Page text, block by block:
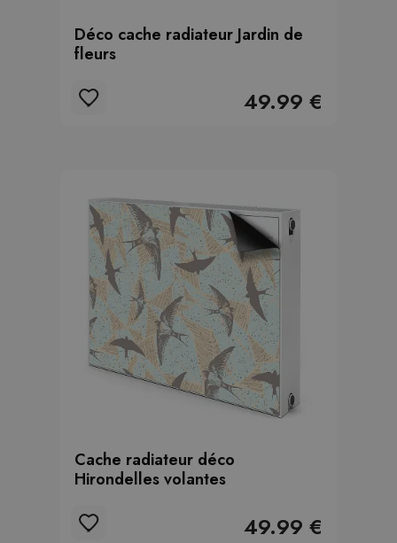
Déco cache radiateur Jardin de
fleurs
49.99 €
Cache radiateur déco
Hirondelles volantes
49.99 €